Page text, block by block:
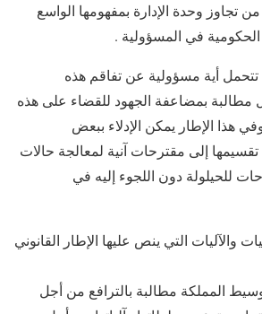
تجاوز وحدة الإدارة بمفهومها الواسع
في المسؤولية .
تتحمل أية مسؤولية عن تفاقم هذه
مطالبة بمضاعفة الجهود للقضاء على هذه
هذا الإطار يمكن الإدلاء ببعض
إلى مقترحات آنية لمعالجة حالات
للحيلولة دون اللجوء إليه في
والآليات التي ينص عليها الإطار القانوني
المملكة مطالبة بالترافع من أجل